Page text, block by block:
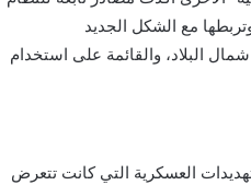
مع الشكل الجديد
البلاد، والقائمة على استخدام
العسكرية التي كانت تتعرض